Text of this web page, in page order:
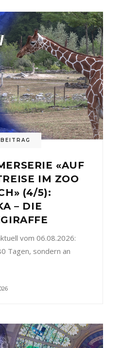
«AUF
IM ZOO
(4/5):
– DIE
vom 06.08.2026:
Tagen, sondern an